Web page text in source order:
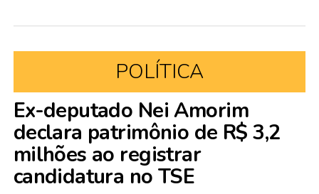
POLÍTICA
Ex-deputado Nei Amorim
declara patrimônio de R$ 3,2
milhões ao registrar
candidatura no TSE